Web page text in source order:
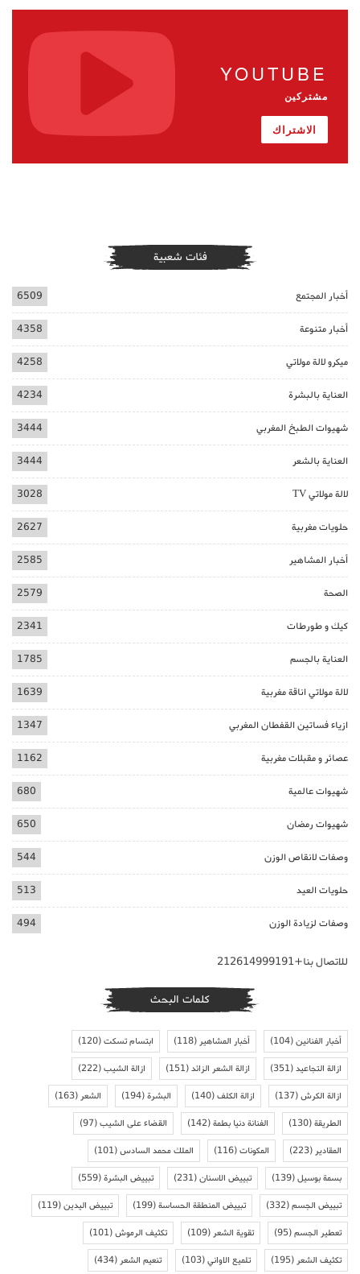
YOUTUBE
مشتركين
الاشتراك
فئات شعبية
أخبار المجتمع 6509
أخبار متنوعة 4358
ميكرو لالة مولاتي 4258
العناية بالبشرة 4234
شهيوات الطبخ المغربي 3444
العناية بالشعر 3444
لالة مولاتي TV 3028
حلويات مغربية 2627
أخبار المشاهير 2585
الصحة 2579
كيك و طورطات 2341
العناية بالجسم 1785
لالة مولاتي اناقة مغربية 1639
ازياء فساتين القفطان المغربي 1347
عصائر و مقبلات مغربية 1162
شهيوات عالمية 680
شهيوات رمضان 650
وصفات لانقاص الوزن 544
حلويات العيد 513
وصفات لزيادة الوزن 494
للاتصال بنا+212614999191
كلمات البحث
أخبار الفنانين(104) أخبار المشاهير(118) ابتسام تسكت(120)
ازالة التجاعيد(351) ازالة الشعر الزائد(151) ازالة الشيب(222)
ازالة الكرش(137) ازالة الكلف(140) البشرة(194) الشعر(163)
الطريقة(130) الفنانة دنيا بطمة(142) القضاء على الشيب(97)
المقادير(223) المكونات(116) الملك محمد السادس(101)
بسمة بوسيل(139) تبييض الاسنان(231) تبييض البشرة(559)
تبييض الجسم(332) تبييض المنطقة الحساسة(199) تبييض اليدين(119)
تعطير الجسم(95) تقوية الشعر(109) تكثيف الرموش(101)
تكثيف الشعر(195) تلميع الاواني(103) تنعيم الشعر(434)